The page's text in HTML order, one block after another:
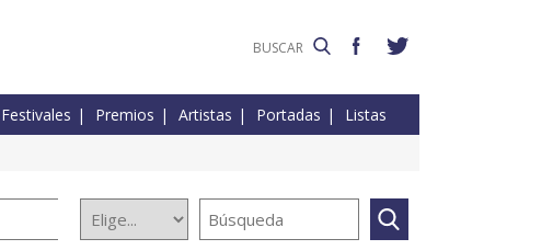
Festivales Premios Artistas Portadas Listas